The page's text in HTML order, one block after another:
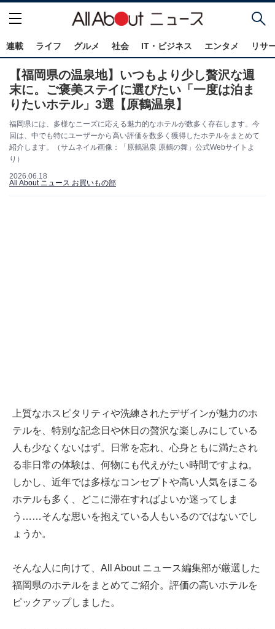
連載 ライフ グルメ 社会 IT・ビジネス エンタメ リサ
【福岡県の温泉地】いつもより少し贅沢な週
末に。ご褒美ステイに選びたい「一度は泊ま
りたいホテル」3選【原鶴温泉】
福岡県には、多様なニーズに応える魅力的なホテルが数多く存在します。今
回は、中でも特にユーザーから高い評価を数多く獲得したホテルをまとめて
紹介します。（サムネイル画像：「原鶴温泉 原鶴の舞」公式Webサイトよ
り）
2026.06.18
All About ニュース お買いもの部
上質なホスピタリティや洗練されたデザインが魅力のホ
テルを、特別な記念日や休日の贅沢な楽しみにしている
人も少なくないはず。日常を忘れ、心身ともに満たされ
る非日常の体験は、何物にも代えがたい時間ですよね。
しかし、近年では多様なコンセプトや高い人気をほこる
ホテルも多く、どこに滞在すればよいか迷ってしま
う……そんな思いを抱えている人もいるのではないでし
ょうか。
そんな人に向けて、All About ニュース編集部が厳選した
福岡県のホテルをまとめてご紹介。評価の高いホテルを
ピックアップしました。